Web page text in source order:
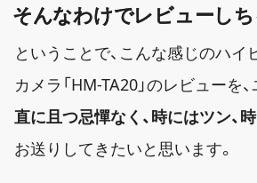
そんなわけでレビューし
ということで、こんな感じのハ
カメラ「HM-TA20」のレビューを
直に且つ忌憚なく、時にはツン、
お送りしてきたいと思います。